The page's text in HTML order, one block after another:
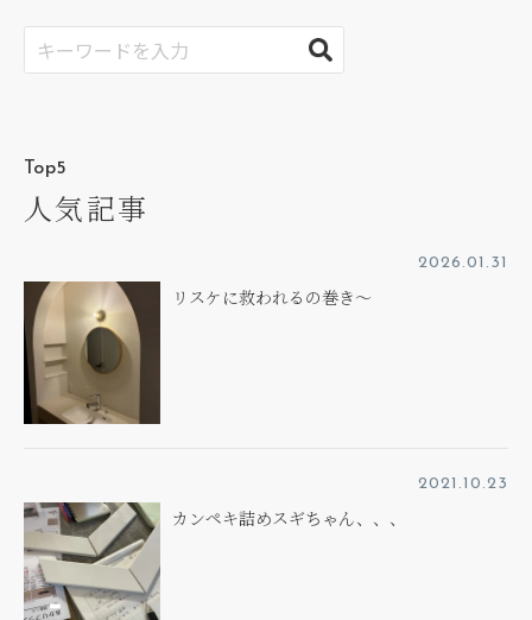
Top5
人気記事
2026.01.31
リスケに救われるの巻き～
2021.10.23
カンペキ詰めスギちゃん、、、